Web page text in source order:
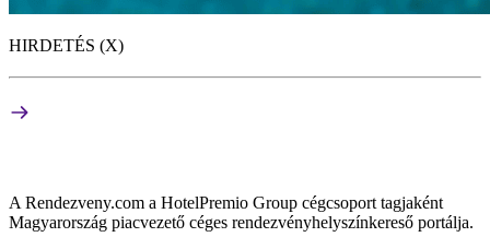
HIRDETÉS (X)
A Rendezveny.com a HotelPremio Group cégcsoport tagjaként
Magyarország piacvezető céges rendezvényhelyszínkereső portálja.